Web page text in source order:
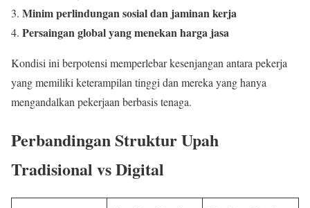
Minim perlindungan sosial dan jaminan kerja
Persaingan global yang menekan harga jasa
Kondisi ini berpotensi memperlebar kesenjangan antara pekerja
yang memiliki keterampilan tinggi dan mereka yang hanya
mengandalkan pekerjaan berbasis tenaga.
Perbandingan Struktur Upah
Tradisional vs Digital